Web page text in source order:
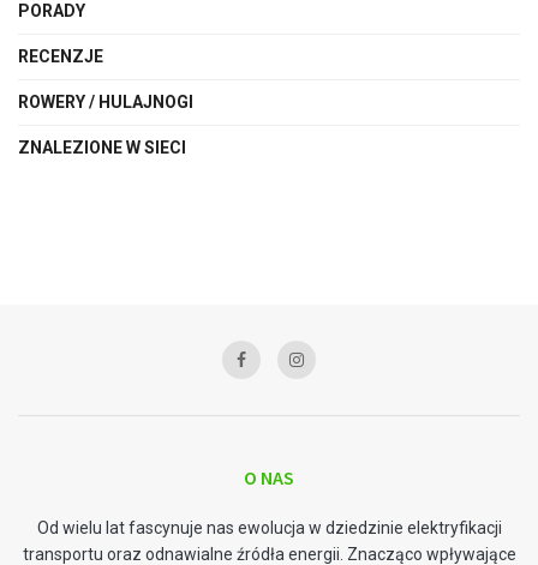
PORADY
RECENZJE
ROWERY / HULAJNOGI
ZNALEZIONE W SIECI
O NAS
Od wielu lat fascynuje nas ewolucja w dziedzinie elektryfikacji
transportu oraz odnawialne źródła energii. Znacząco wpływające